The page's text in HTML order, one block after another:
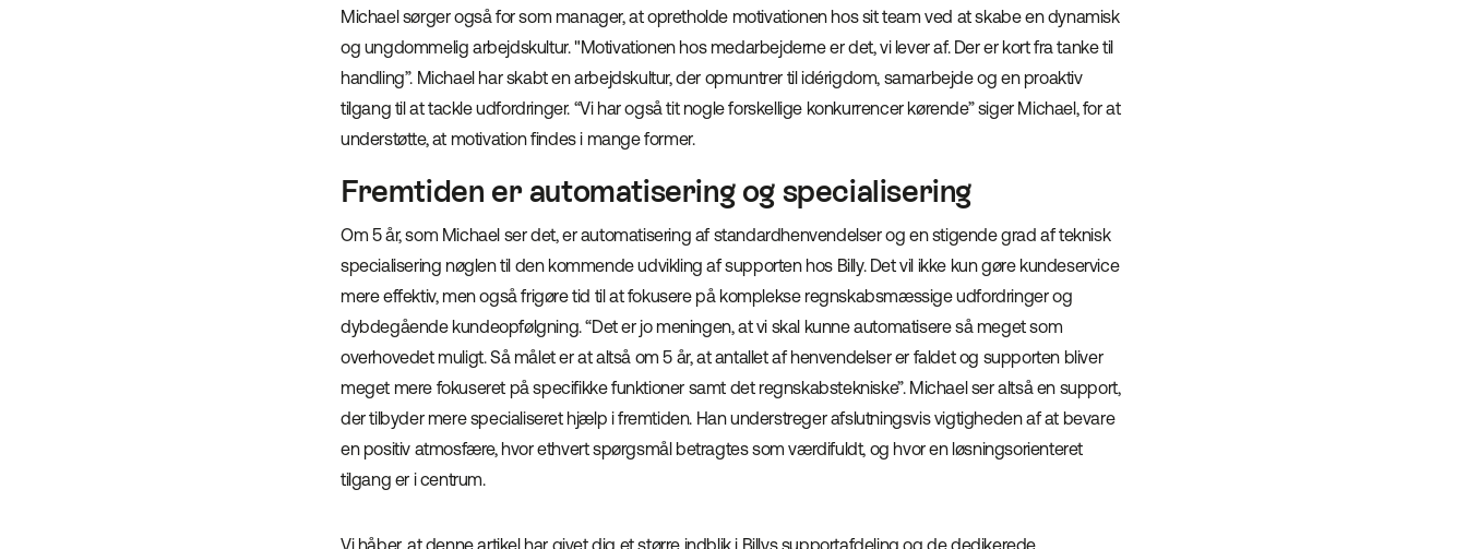
Michael sørger også for som manager, at opretholde motivationen hos sit team ved at skabe en dynamisk
og ungdommelig arbejdskultur. "Motivationen hos medarbejderne er det, vi lever af. Der er kort fra tanke til
handling”. Michael har skabt en arbejdskultur, der opmuntrer til idérigdom, samarbejde og en proaktiv
tilgang til at tackle udfordringer. “Vi har også tit nogle forskellige konkurrencer kørende” siger Michael, for at
understøtte, at motivation findes i mange former.
Fremtiden er automatisering og specialisering
Om 5 år, som Michael ser det, er automatisering af standardhenvendelser og en stigende grad af teknisk
specialisering nøglen til den kommende udvikling af supporten hos Billy. Det vil ikke kun gøre kundeservice
mere effektiv, men også frigøre tid til at fokusere på komplekse regnskabsmæssige udfordringer og
dybdegående kundeopfølgning. “Det er jo meningen, at vi skal kunne automatisere så meget som
overhovedet muligt. Så målet er at altså om 5 år, at antallet af henvendelser er faldet og supporten bliver
meget mere fokuseret på specifikke funktioner samt det regnskabstekniske”. Michael ser altså en support,
der tilbyder mere specialiseret hjælp i fremtiden. Han understreger afslutningsvis vigtigheden af at bevare
en positiv atmosfære, hvor ethvert spørgsmål betragtes som værdifuldt, og hvor en løsningsorienteret
tilgang er i centrum.
Vi håber, at denne artikel har givet dig et større indblik i Billys supportafdeling og de dedikerede